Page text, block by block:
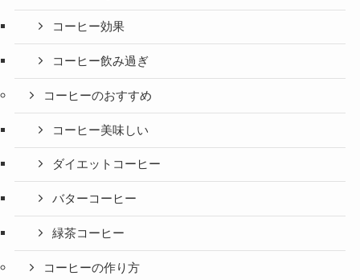
コーヒー効果
コーヒー飲み過ぎ
コーヒーのおすすめ
コーヒー美味しい
ダイエットコーヒー
バターコーヒー
緑茶コーヒー
コーヒーの作り方